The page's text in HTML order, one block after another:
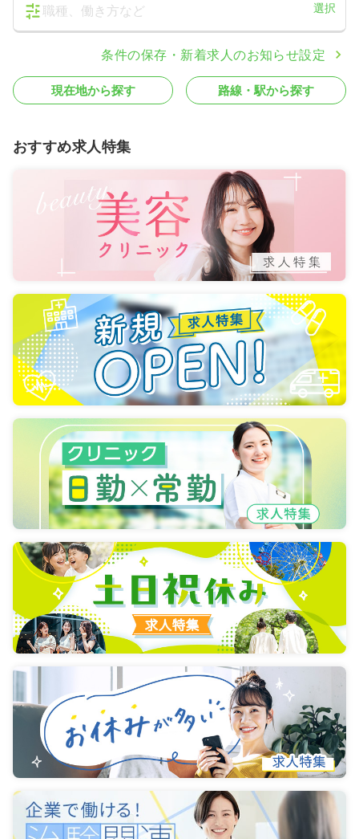
職種、働き方など 選択
条件の保存・新着求人のお知らせ設定
現在地から探す 路線・駅から探す
おすすめ求人特集